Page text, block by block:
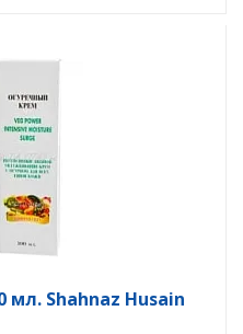
мл. Shahnaz Husain